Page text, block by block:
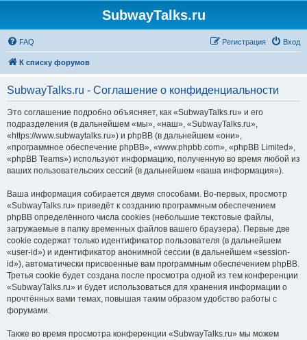
SubwayTalks.ru
FAQ Вход
Регистрация
К списку форумов
SubwayTalks.ru - Соглашение о конфиденциальности
Это соглашение подробно объясняет, как «SubwayTalks.ru» и его
подразделения (в дальнейшем «мы», «наш», «SubwayTalks.ru»,
«https://www.subwaytalks.ru») и phpBB (в дальнейшем «они»,
«программное обеспечение phpBB», «www.phpbb.com», «phpBB Limited»,
«phpBB Teams») используют информацию, полученную во время любой из
ваших пользовательских сессий (в дальнейшем «ваша информация»).
Ваша информация собирается двумя способами. Во-первых, просмотр
«SubwayTalks.ru» приведёт к созданию программным обеспечением
phpBB определённого числа cookies (небольшие текстовые файлы,
загружаемые в папку временных файлов вашего браузера). Первые две
cookie содержат только идентификатор пользователя (в дальнейшем
«user-id») и идентификатор анонимной сессии (в дальнейшем «session-
id»), автоматически присвоенные вам программным обеспечением phpBB.
Третья cookie будет создана после просмотра одной из тем конференции
«SubwayTalks.ru» и будет использоваться для хранения информации о
прочтённых вами темах, повышая таким образом удобство работы с
форумами.
Также во время просмотра конференции «SubwayTalks.ru» мы можем